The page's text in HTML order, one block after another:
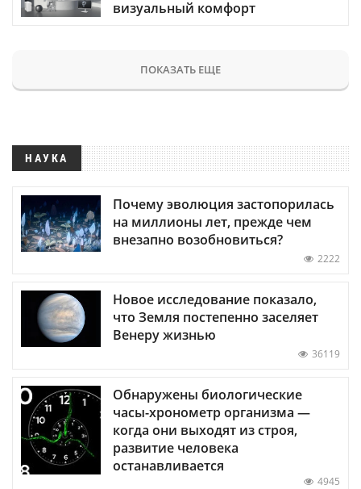
визуальный комфорт
ПОКАЗАТЬ ЕЩЕ
НАУКА
Почему эволюция застопорилась
на миллионы лет, прежде чем
внезапно возобновиться?
2222
Новое исследование показало,
что Земля постепенно заселяет
Венеру жизнью
36119
Обнаружены биологические
часы-хронометр организма —
когда они выходят из строя,
развитие человека
останавливается
4945